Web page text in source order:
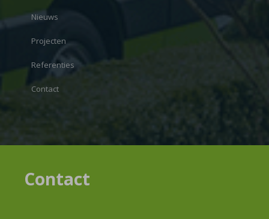
Nieuws
Projecten
Referenties
Contact
Contact